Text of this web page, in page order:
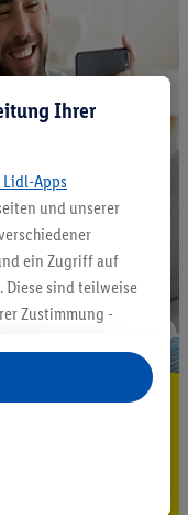
Ihrer
Apps
und unserer
ein Zugriff auf
sind teilweise
Zustimmung -
IAB TCF
Werbung
werden